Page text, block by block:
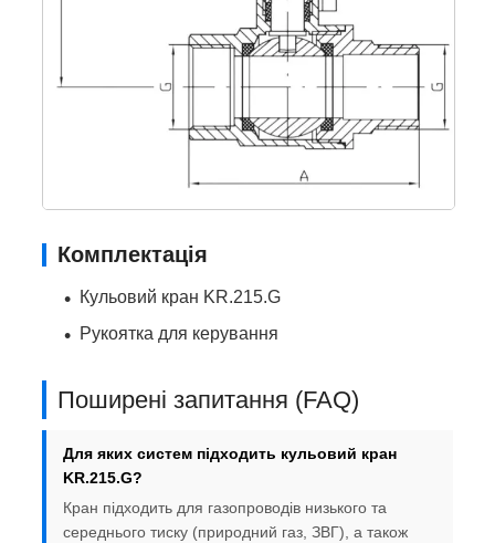
Комплектація
Кульовий кран KR.215.G
Рукоятка для керування
Поширені запитання (FAQ)
Для яких систем підходить кульовий кран
KR.215.G?
Кран підходить для газопроводів низького та
середнього тиску (природний газ, ЗВГ), а також